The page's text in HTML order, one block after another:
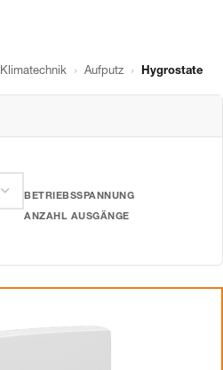
Klimatechnik › Aufputz › Hygrostate
BETRIEBSSPANNUNG
ANZAHL AUSGÄNGE